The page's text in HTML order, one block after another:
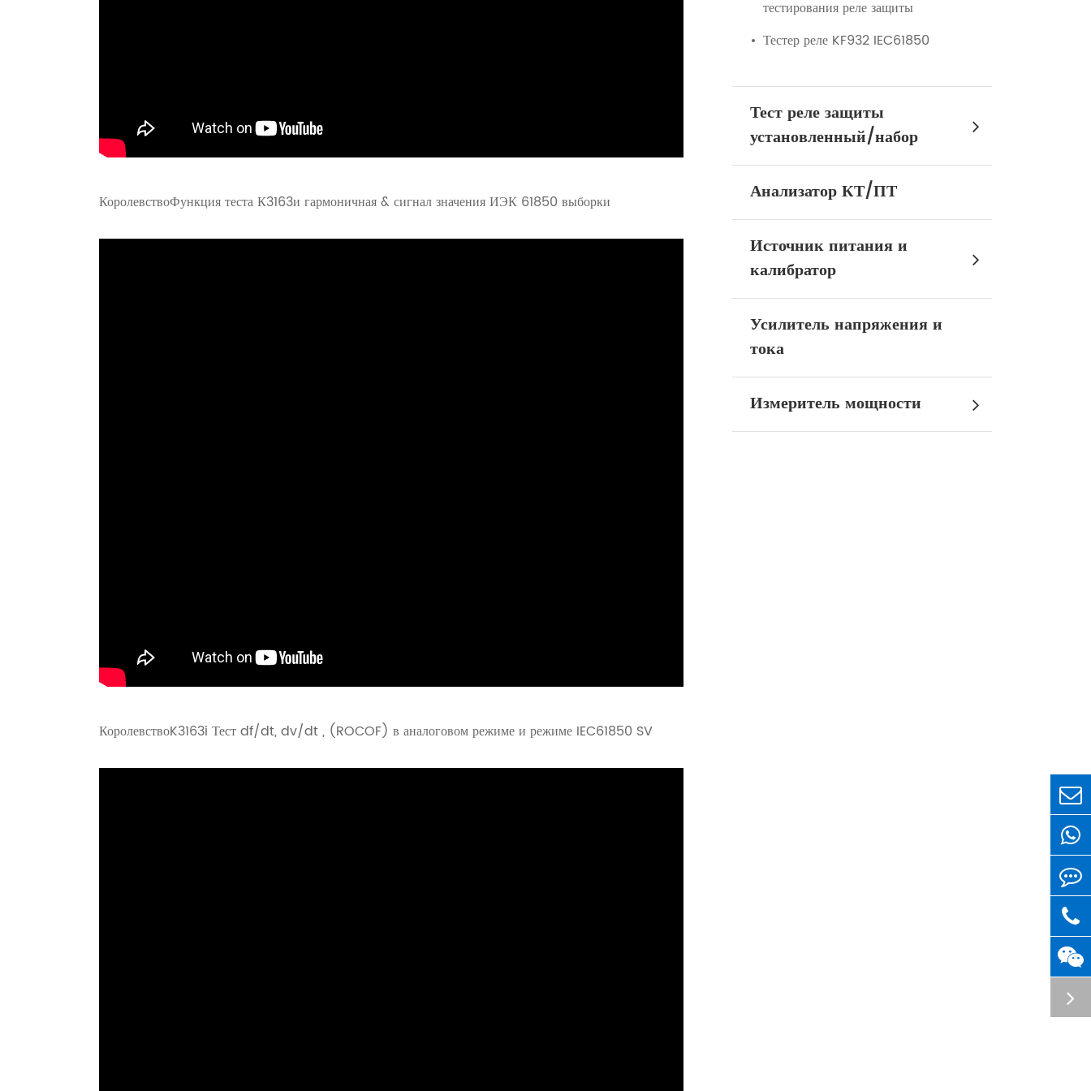
КоролевствоФункция теста К3163и гармоничная & сигнал значения ИЭК 61850 выборки
КоролевствоK3163i Тест df/dt, dv/dt , (ROCOF) в аналоговом режиме и режиме IEC61850 SV
тестирования реле защиты
Тестер реле KF932 IEC61850
Тест реле защиты
установленный/набор
Анализатор КТ/ПТ
Источник питания и
калибратор
Усилитель напряжения и
тока
Измеритель мощности